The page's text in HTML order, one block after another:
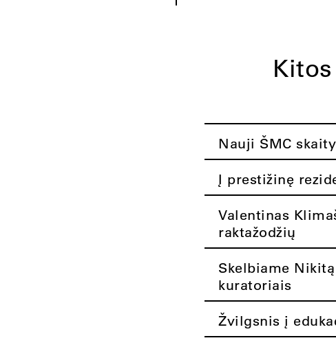
Nauji ŠMC
Į prestižinę
Valentinas
raktažodžių
Skelbiame
kuratoriais
Žvilgsnis į